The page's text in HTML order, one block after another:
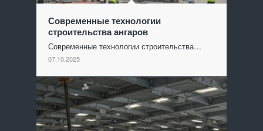
Современные технологии
строительства ангаров
Современные технологии строительства…
07.10.2025